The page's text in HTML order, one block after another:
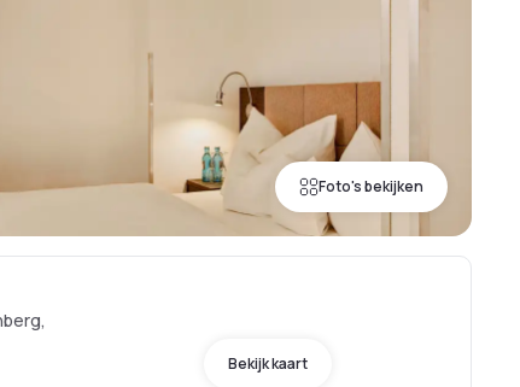
Foto's bekijken
Bekijk kaart